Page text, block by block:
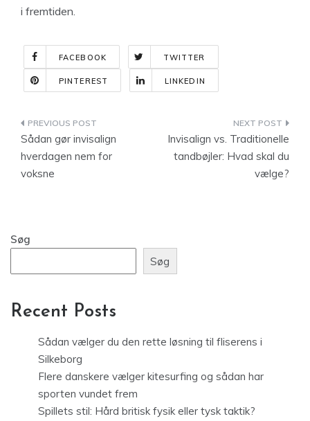
i fremtiden.
FACEBOOK TWITTER
PINTEREST LINKEDIN
Indlægsnavigation
Sådan gør invisalign
hverdagen nem for
voksne
Invisalign vs. Traditionelle
tandbøjler: Hvad skal du
vælge?
Søg
Søg
Recent Posts
Sådan vælger du den rette løsning til fliserens i
Silkeborg
Flere danskere vælger kitesurfing og sådan har
sporten vundet frem
Spillets stil: Hård britisk fysik eller tysk taktik?